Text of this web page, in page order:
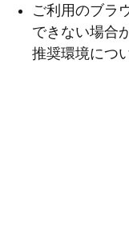
ご利用のブラ
できない場合
推奨環境につ